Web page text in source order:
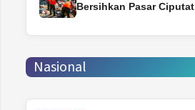
Bersihkan Pasar Ciputat
Nasional